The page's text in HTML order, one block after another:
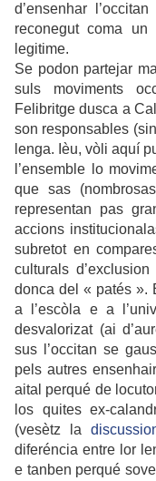
d’ensenhar
reconegut coma
legitime.
Se podon partejar
suls moviments
Felibritge dusca a
son responsables
lenga. Ièu, vòli aquí
l’ensemble lo
que sas
representan pas
accions
subretot en
culturals
donca del « patés ».
a l’escòla e a
desvalorizat (ai
sus l’occitan se
pels autres
aital perqué de
los quites ex-
(vesètz la
diferéncia entre lor
e tanben perqué